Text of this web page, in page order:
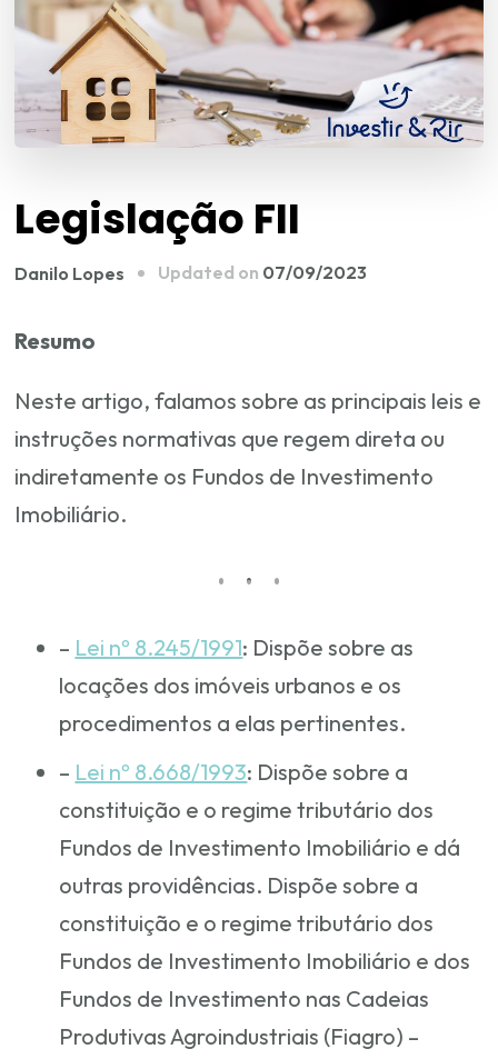
Legislação FII
Danilo Lopes Updated on 07/09/2023
Resumo
Neste artigo, falamos sobre as principais leis e
instruções normativas que regem direta ou
indiretamente os Fundos de Investimento
Imobiliário.
– Lei nº 8.245/1991: Dispõe sobre as
locações dos imóveis urbanos e os
procedimentos a elas pertinentes.
– Lei nº 8.668/1993: Dispõe sobre a
constituição e o regime tributário dos
Fundos de Investimento Imobiliário e dá
outras providências. Dispõe sobre a
constituição e o regime tributário dos
Fundos de Investimento Imobiliário e dos
Fundos de Investimento nas Cadeias
Produtivas Agroindustriais (Fiagro) –